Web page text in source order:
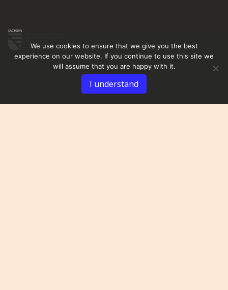
We use cookies to ensure that we give you the best
experience on our website. If you continue to use this site we
will assume that you are happy with it.
I understand